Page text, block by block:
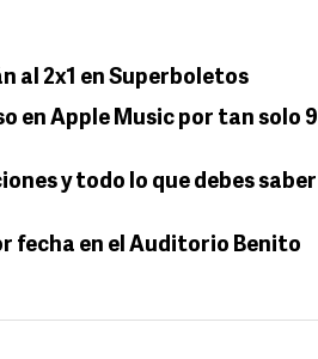
al 2x1 en Superboletos
en Apple Music por tan solo 9
y todo lo que debes saber
fecha en el Auditorio Benito